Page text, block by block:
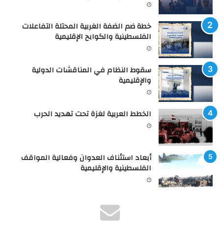
خطة ضم الضفة الغربية المحتلة التفاعلات
الفلسطينية والكوابح الإقليمية
سقوط النظام في المناقشات الدولية
والإقليمية
الخطط العربية لغزة تحت تهديد الحرب
أبعاد استئناف العدوان وفعالية المواقف
الفلسطينية والإقليمية